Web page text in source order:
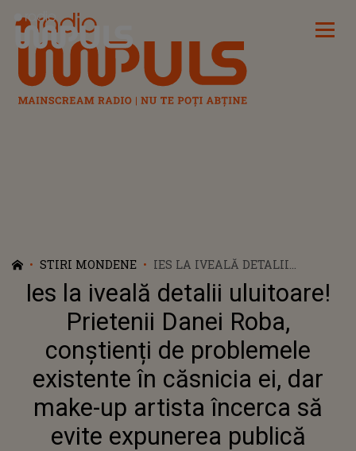
Radio Impuls
STIRI MONDENE
IES LA IVEALĂ DETALII
ULUITOARE! PRIETENII DANEI
ROBA, CONȘTIENȚI DE
PROBLEMELE EXISTENTE ÎN
CĂSNICIA EI, DAR MAKE-UP
ARTISTA ÎNCERCA SĂ EVITE
EXPUNEREA PUBLICĂ
Ies la iveală detalii uluitoare!
Prietenii Danei Roba,
conștienți de problemele
existente în căsnicia ei, dar
make-up artista încerca să
evite expunerea publică